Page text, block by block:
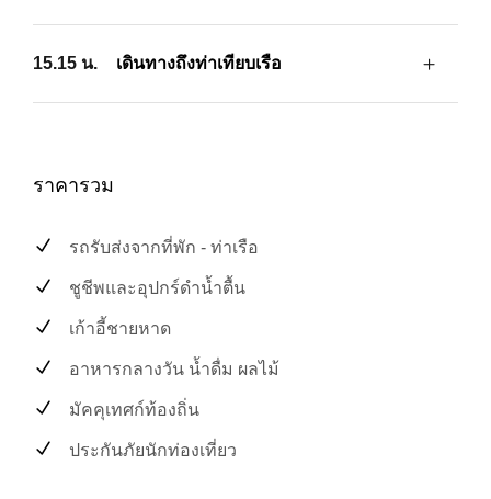
15.15 น. เดินทางถึงท่าเทียบเรือ
ราคารวม
รถรับส่งจากที่พัก - ท่าเรือ
ชูชีพและอุปกร์ดำน้ำตื้น
เก้าอี้ชายหาด
อาหารกลางวัน น้ำดื่ม ผลไม้
มัคคุเทศก์ท้องถิ่น
ประกันภัยนักท่องเที่ยว